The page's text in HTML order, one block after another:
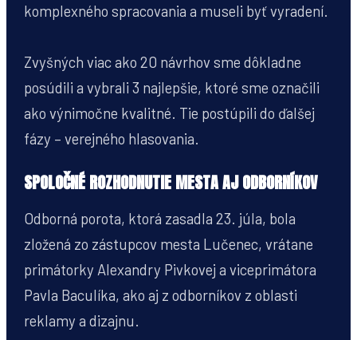
komplexného spracovania a museli byť vyradení.
Zvyšných viac ako 20 návrhov sme dôkladne
posúdili a vybrali 3 najlepšie, ktoré sme označili
ako výnimočne kvalitné. Tie postúpili do ďalšej
fázy – verejného hlasovania.
SPOLOČNÉ ROZHODNUTIE MESTA AJ ODBORNÍKOV
Odborná porota, ktorá zasadla 23. júla, bola
zložená zo zástupcov mesta Lučenec, vrátane
primátorky Alexandry Pivkovej a viceprimátora
Pavla Baculíka, ako aj z odborníkov z oblasti
reklamy a dizajnu.